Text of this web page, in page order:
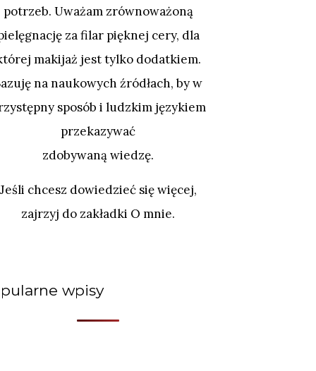
potrzeb. Uważam zrównoważoną
za filar pięknej cery, dla
makijaż jest tylko dodatkiem.
na naukowych źródłach, by w
sposób i ludzkim językiem
przekazywać
zdobywaną wiedzę.
Jeśli chcesz dowiedzieć się więcej,
zajrzyj do zakładki O mnie.
wpisy